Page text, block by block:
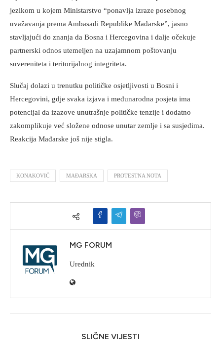
jezikom u kojem Ministarstvo “ponavlja izraze posebnog
uvažavanja prema Ambasadi Republike Mađarske”, jasno
stavljajući do znanja da Bosna i Hercegovina i dalje očekuje
partnerski odnos utemeljen na uzajamnom poštovanju
suvereniteta i teritorijalnog integriteta.
Slučaj dolazi u trenutku političke osjetljivosti u Bosni i
Hercegovini, gdje svaka izjava i međunarodna posjeta ima
potencijal da izazove unutrašnje političke tenzije i dodatno
zakomplikuje već složene odnose unutar zemlje i sa susjedima.
Reakcija Mađarske još nije stigla.
KONAKOVIĆ MAĐARSKA PROTESTNA NOTA
MG FORUM
Urednik
SLIČNE VIJESTI